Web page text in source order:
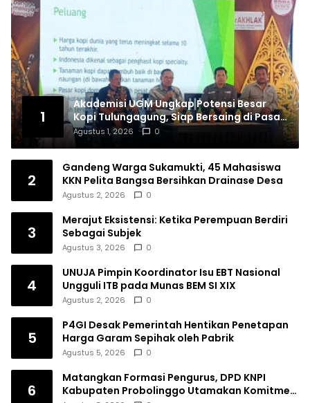
1
Akademisi UGM Ungkap Potensi Besar
Kopi Tulungagung, Siap Bersaing di Pasar
Nasional hingga Dunia
Agustus 1, 2026 0
2
Gandeng Warga Sukamukti, 45 Mahasiswa
KKN Pelita Bangsa Bersihkan Drainase Desa
Agustus 2, 2026 0
3
Merajut Eksistensi: Ketika Perempuan Berdiri
Sebagai Subjek
Agustus 3, 2026 0
4
UNUJA Pimpin Koordinator Isu EBT Nasional
Ungguli ITB pada Munas BEM SI XIX
Agustus 2, 2026 0
5
P4GI Desak Pemerintah Hentikan Penetapan
Harga Garam Sepihak oleh Pabrik
Agustus 5, 2026 0
6
Matangkan Formasi Pengurus, DPD KNPI
Kabupaten Probolinggo Utamakan Komitmen